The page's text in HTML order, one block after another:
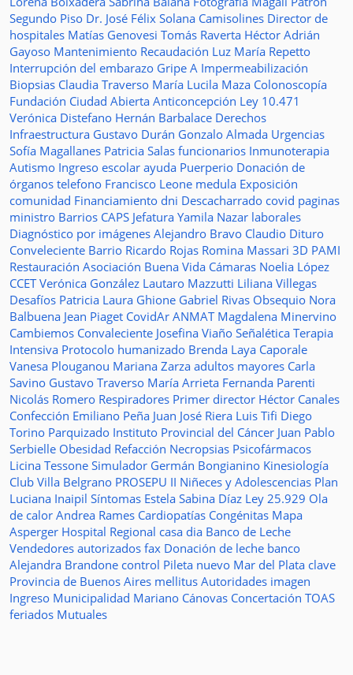
Segundo Piso Dr. José Félix Solana Camisolines Director de
hospitales Matías Genovesi Tomás Raverta Héctor Adrián
Gayoso Mantenimiento Recaudación Luz María Repetto
Interrupción del embarazo Gripe A Impermeabilización
Biopsias Claudia Traverso María Lucila Maza Colonoscopía
Fundación Ciudad Abierta Anticoncepción Ley 10.471
Verónica Distefano Hernán Barbalace Derechos
Infraestructura Gustavo Durán Gonzalo Almada Urgencias
Sofía Magallanes Patricia Salas funcionarios Inmunoterapia
Autismo Ingreso escolar ayuda Puerperio Donación de
órganos telefono Francisco Leone medula Exposición
comunidad Financiamiento dni Descacharrado covid paginas
ministro Barrios CAPS Jefatura Yamila Nazar laborales
Diagnóstico por imágenes Alejandro Bravo Claudio Dituro
Conveleciente Barrio Ricardo Rojas Romina Massari 3D PAMI
Restauración Asociación Buena Vida Cámaras Noelia López
CCETVerónica González Lautaro Mazzutti Liliana Villegas
Desafíos Patricia Laura Ghione Gabriel Rivas Obsequio Nora
Balbuena Jean Piaget CovidAr ANMAT Magdalena Minervino
Cambiemos Convaleciente Josefina Viaño Señalética Terapia
Intensiva Protocolo humanizado Brenda Laya Caporale
Vanesa Plouganou Mariana Zarza adultos mayores Carla
Savino Gustavo Traverso María Arrieta Fernanda Parenti
Nicolás Romero Respiradores Primer director Héctor Canales
Confección Emiliano Peña Juan José Riera Luis Tifi Diego
Torino Parquizado Instituto Provincial del Cáncer Juan Pablo
Serbielle Obesidad Refacción Necropsias Psicofármacos
Licina Tessone Simulador Germán Bongianino Kinesiología
Club Villa Belgrano PROSEPU II Niñeces y Adolescencias Plan
Luciana Inaipil Síntomas Estela Sabina Díaz Ley 25.929 Ola
de calor Andrea Rames Cardiopatías Congénitas Mapa
Asperger Hospital Regional casa dia Banco de Leche
Vendedores autorizados fax Donación de leche banco
Alejandra Brandone control Pileta nuevo Mar del Plata clave
Provincia de Buenos Aires mellitus Autoridades imagen
Ingreso Municipalidad Mariano Cánovas Concertación TOAS
feriados Mutuales